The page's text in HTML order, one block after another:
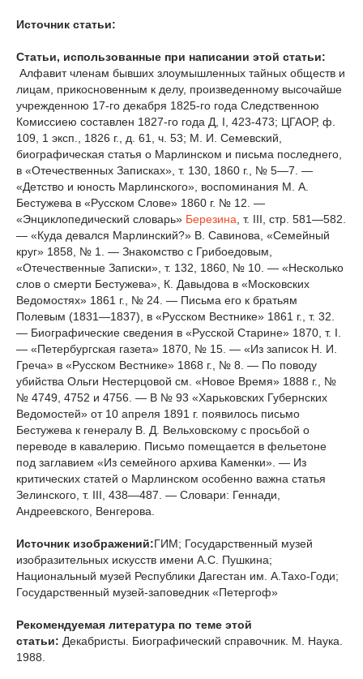
Источник статьи:
Статьи, использованные при написании этой статьи:
Алфавит членам бывших злоумышленных тайных обществ и
лицам, прикосновенным к делу, произведенному высочайше
учрежденною 17-го декабря 1825-го года Следственною
Комиссиею составлен 1827-го года Д, I, 423-473; ЦГАОР, ф.
109, 1 эксп., 1826 г., д. 61, ч. 53; М. И. Семевский,
биографическая статья о Марлинском и письма последнего,
в «Отечественных Записках», т. 130, 1860 г., № 5—7. —
«Детство и юность Марлинского», воспоминания М. А.
Бестужева в «Русском Слове» 1860 г. № 12. —
«Энциклопедический словарь» Березина, т. III, стр. 581—582.
— «Куда девался Марлинский?» В. Савинова, «Семейный
круг» 1858, № 1. — Знакомство с Грибоедовым,
«Отечественные Записки», т. 132, 1860, № 10. — «Несколько
слов о смерти Бестужева», К. Давыдова в «Московских
Ведомостях» 1861 г., № 24. — Письма его к братьям
Полевым (1831—1837), в «Русском Вестнике» 1861 г., т. 32.
— Биографические сведения в «Русской Старине» 1870, т. I.
— «Петербургская газета» 1870, № 15. — «Из записок Н. И.
Греча» в «Русском Вестнике» 1868 г., № 8. — По поводу
убийства Ольги Нестерцовой см. «Новое Время» 1888 г., №
№ 4749, 4752 и 4756. — В № 93 «Харьковских Губернских
Ведомостей» от 10 апреля 1891 г. появилось письмо
Бестужева к генералу В. Д. Вельховскому с просьбой о
переводе в кавалерию. Письмо помещается в фельетоне
под заглавием «Из семейного архива Каменки». — Из
критических статей о Марлинском особенно важна статья
Зелинского, т. III, 438—487. — Словари: Геннади,
Андреевского, Венгерова.
Источник изображений:ГИМ; Государственный музей
изобразительных искусств имени А.С. Пушкина;
Национальный музей Республики Дагестан им. А.Тахо-Годи;
Государственный музей-заповедник «Петергоф»
Рекомендуемая литература по теме этой
статьи: Декабристы. Биографический справочник. М. Наука.
1988.